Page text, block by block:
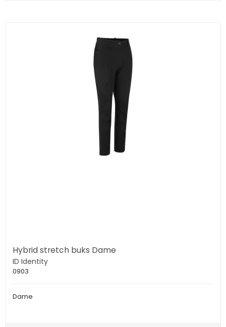
Hybrid stretch buks Dame
ID Identity
0903
Dame